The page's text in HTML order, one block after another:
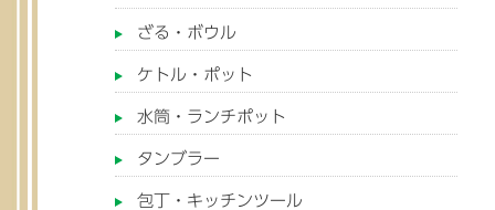
ざる・ボウル
ケトル・ポット
水筒・ランチポット
タンブラー
包丁・キッチンツール